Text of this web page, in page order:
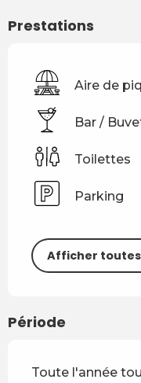
Prestations
Aire de
Bar /
Toilettes
Parking
Afficher
Période
Toute l'année